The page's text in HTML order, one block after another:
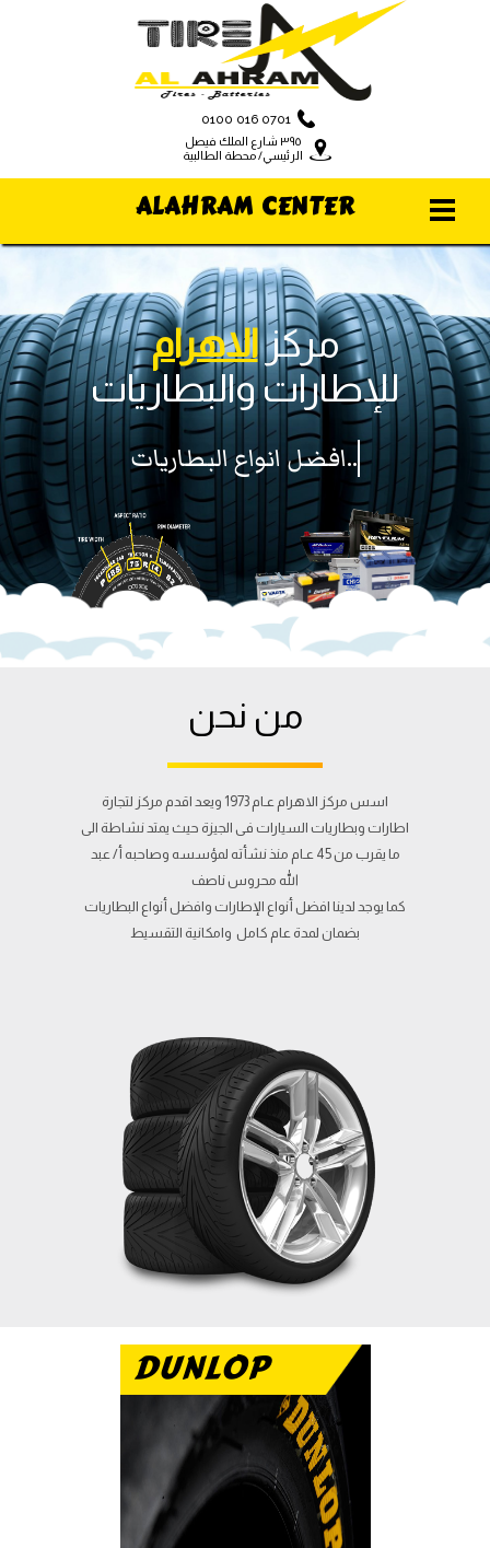
تتميز دانلوب بالاداء
الرياضى والعمر الطويل
DUNLOP
0100 016 0701
٣٩٥ شارع الملك فيصل
الرئيسي/ محطة الطالبية
افضل انواع البطاريات...
مركزالاهرام
للإطارات والبطاريات
من نحن
اسس مركز الاهرام عـام 1973 ويعد اقدم مركز لتجارة
اطارات وبطاريات السيارات فى الجيزة حيث يمتد نشاطة الى
ما يقرب من 45 عـام منذ نشأته لمؤسسه وصاحبه أ/ عبد
الله محروس ناصف
كما يوجد لدينا افضل أنواع الإطارات وافضل أنواع البطاريات
بضمان لمدة عام كامل وامكانية التقسيط
ALAHRAM CENTER